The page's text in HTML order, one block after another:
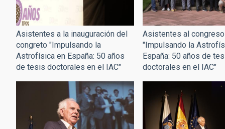
Asistentes a la inauguración del
congreto "Impulsando la
Astrofísica en España: 50 años
de tesis doctorales en el IAC"
Asistentes al congreso
"Impulsando la
España: 50 años de
doctorales en el IAC"